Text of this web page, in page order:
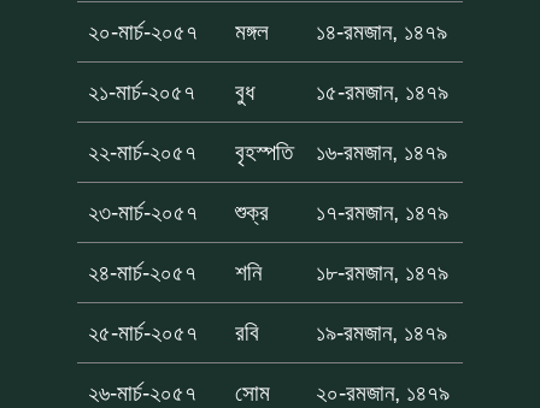
২০-মার্চ-২০৫৭ মঙ্গল ১৪-রমজান, ১৪৭৯
২১-মার্চ-২০৫৭ বুধ ১৫-রমজান, ১৪৭৯
২২-মার্চ-২০৫৭ বৃহস্পতি ১৬-রমজান, ১৪৭৯
২৩-মার্চ-২০৫৭ শুক্র ১৭-রমজান, ১৪৭৯
২৪-মার্চ-২০৫৭ শনি ১৮-রমজান, ১৪৭৯
২৫-মার্চ-২০৫৭ রবি ১৯-রমজান, ১৪৭৯
২৬-মার্চ-২০৫৭ সোম ২০-রমজান, ১৪৭৯